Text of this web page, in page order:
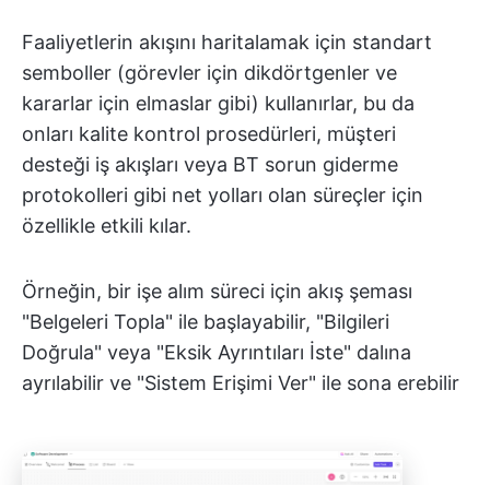
Faaliyetlerin akışını haritalamak için standart
semboller (görevler için dikdörtgenler ve
kararlar için elmaslar gibi) kullanırlar, bu da
onları kalite kontrol prosedürleri, müşteri
desteği iş akışları veya BT sorun giderme
protokolleri gibi net yolları olan süreçler için
özellikle etkili kılar.
Örneğin, bir işe alım süreci için akış şeması
"Belgeleri Topla" ile başlayabilir, "Bilgileri
Doğrula" veya "Eksik Ayrıntıları İste" dalına
ayrılabilir ve "Sistem Erişimi Ver" ile sona erebilir